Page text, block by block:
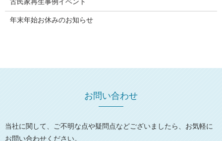
古民家再生事例イベント
年末年始お休みのお知らせ
お問い合わせ
当社に関して、ご不明な点や疑問点などございましたら、お気軽に
お問い合わせください。